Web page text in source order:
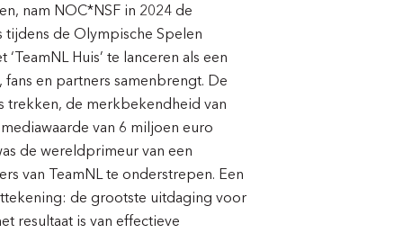
nam NOC*NSF in 2024 de
de Olympische Spelen
Huis’ te lanceren als een
en partners samenbrengt. De
trekken, de merkbekendheid van
van 6 miljoen euro
de wereldprimeur van een
van TeamNL te onderstrepen. Een
de grootste uitdaging voor
resultaat is van effectieve